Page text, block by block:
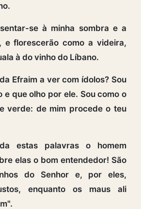
se à minha sombra e a
e florescerão como a videira,
à do vinho do Líbano.
Efraim a ver com ídolos? Sou
e que olho por ele. Sou como o
verde: de mim procede o teu
estas palavras o homem
elas o bom entendedor! São
do Senhor e, por eles,
enquanto os maus ali